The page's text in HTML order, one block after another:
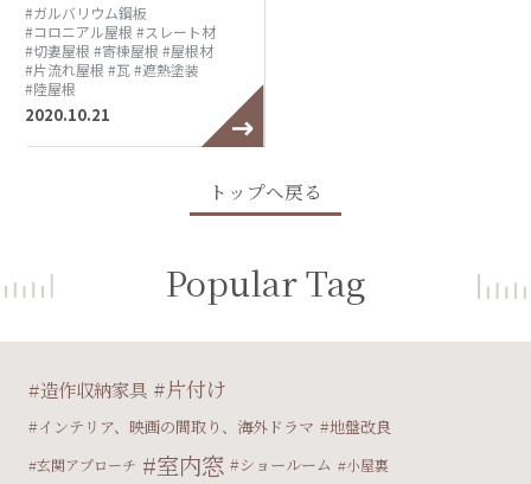
#ガルバリウム鋼板
#コロニアル屋根 #スレート材
#切妻屋根 #寄棟屋根 #屋根材
#片流れ屋根 #瓦#遮熱塗装
#陸屋根
2020.10.21
トップへ戻る
Popular Tag
造作収納家具 片付け
インテリア、映画の間取り、海外ドラマ 地盤改良
玄関アプローチ 室内窓 ショールーム 小屋裏